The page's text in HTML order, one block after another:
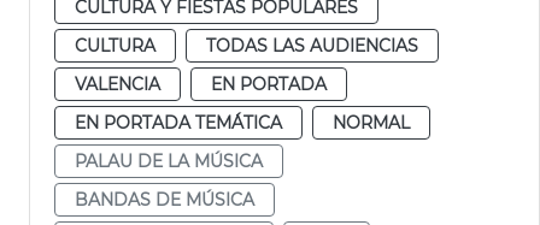
CULTURA Y FIESTAS POPULARES
CULTURA
TODAS LAS AUDIENCIAS
VALENCIA
EN PORTADA
EN PORTADA TEMÁTICA
NORMAL
PALAU DE LA MÚSICA
BANDAS DE MÚSICA